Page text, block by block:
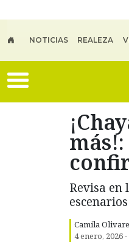
NOTICIAS REALEZA
Revisa
Camila
4 enero, 2026